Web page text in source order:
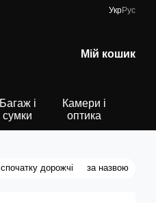
УкрРус
Мій кошик
Багаж і
сумки
Камери і
оптика
спочатку дорожчі за назвою